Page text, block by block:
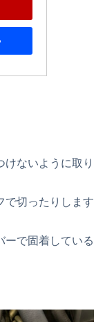
ないように取り
で切ったりします
ーで固着している